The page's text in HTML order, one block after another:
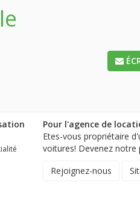
Pour l'agence de
Etes-vous propriétaire
voitures! Devenez notre
Rejoignez-nous